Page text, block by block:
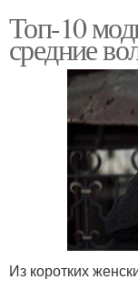
Топ-10
средние
Из коротких